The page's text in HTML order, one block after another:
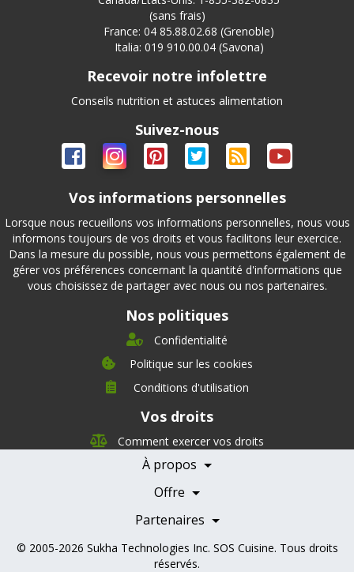
(sans frais)
France: 04 85.88.02.68 (Grenoble)
Italia: 019 910.00.04 (Savona)
Recevoir notre infolettre
Conseils nutrition et astuces alimentation
Suivez-nous
Vos informations personnelles
Lorsque nous recueillons vos informations personnelles, nous vous
informons toujours de vos droits et vous facilitons leur exercice.
Dans la mesure du possible, nous vous permettons également de
gérer vos préférences concernant la quantité d'informations que
vous choisissez de partager avec nous ou nos partenaires.
Nos politiques
Confidentialité
Politique sur les cookies
Conditions d'utilisation
Vos droits
Comment exercer vos droits
À propos
Direction
Nutrition
Offre
Témoignages
Partenaires
Nos partenaires
Devenir Partenaire
Professionnels de la santé
© 2005-2026 Sukha Technologies Inc. SOS Cuisine. Tous droits
réservés.